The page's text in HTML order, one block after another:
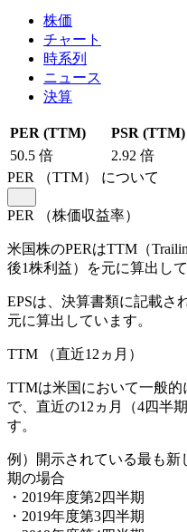
株価
チャート
時系列
ニュース
決算
PER (TTM) PSR (TTM)
50.5 倍 2.92 倍
PER
（TTM） について
PER （株価収益率）
米国株のPERはTTM（
後1株利益）を元に算出して
EPSは、決算書類に記載さ
元に算出しています。
TTM （直近12ヵ月）
TTMは米国において一般
で、直近の12ヵ月（4四半
す。
例）開示されている最も新
期の場合
・2019年度第2四半期
・2019年度第3四半期